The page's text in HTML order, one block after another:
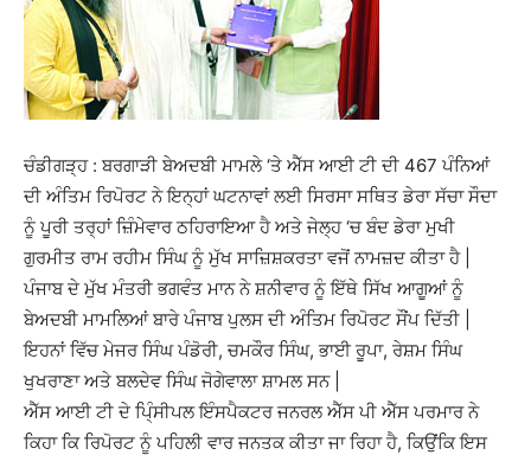
ਚੰਡੀਗੜ੍ਹ : ਬਰਗਾੜੀ ਬੇਅਦਬੀ ਮਾਮਲੇ ‘ਤੇ ਐੱਸ ਆਈ ਟੀ ਦੀ 467 ਪੰਨਿਆਂ
ਦੀ ਅੰਤਿਮ ਰਿਪੋਰਟ ਨੇ ਇਨ੍ਹਾਂ ਘਟਨਾਵਾਂ ਲਈ ਸਿਰਸਾ ਸਥਿਤ ਡੇਰਾ ਸੱਚਾ ਸੌਦਾ
ਨੂੰ ਪੂਰੀ ਤਰ੍ਹਾਂ ਜ਼ਿੰਮੇਵਾਰ ਠਹਿਰਾਇਆ ਹੈ ਅਤੇ ਜੇਲ੍ਹ ‘ਚ ਬੰਦ ਡੇਰਾ ਮੁਖੀ
ਗੁਰਮੀਤ ਰਾਮ ਰਹੀਮ ਸਿੰਘ ਨੂੰ ਮੁੱਖ ਸਾਜ਼ਿਸ਼ਕਰਤਾ ਵਜੋਂ ਨਾਮਜ਼ਦ ਕੀਤਾ ਹੈ |
ਪੰਜਾਬ ਦੇ ਮੁੱਖ ਮੰਤਰੀ ਭਗਵੰਤ ਮਾਨ ਨੇ ਸ਼ਨੀਵਾਰ ਨੂੰ ਇੱਥੇ ਸਿੱਖ ਆਗੂਆਂ ਨੂੰ
ਬੇਅਦਬੀ ਮਾਮਲਿਆਂ ਬਾਰੇ ਪੰਜਾਬ ਪੁਲਸ ਦੀ ਅੰਤਿਮ ਰਿਪੋਰਟ ਸੌਂਪ ਦਿੱਤੀ |
ਇਹਨਾਂ ਵਿੱਚ ਮੇਜਰ ਸਿੰਘ ਪੰਡੋਰੀ, ਚਮਕੌਰ ਸਿੰਘ, ਭਾਈ ਰੂਪਾ, ਰੇਸ਼ਮ ਸਿੰਘ
ਖੁਖਰਾਣਾ ਅਤੇ ਬਲਦੇਵ ਸਿੰਘ ਜੋਗੇਵਾਲਾ ਸ਼ਾਮਲ ਸਨ |
ਐੱਸ ਆਈ ਟੀ ਦੇ ਪਿ੍ੰਸੀਪਲ ਇੰਸਪੈਕਟਰ ਜਨਰਲ ਐੱਸ ਪੀ ਐੱਸ ਪਰਮਾਰ ਨੇ
ਕਿਹਾ ਕਿ ਰਿਪੋਰਟ ਨੂੰ ਪਹਿਲੀ ਵਾਰ ਜਨਤਕ ਕੀਤਾ ਜਾ ਰਿਹਾ ਹੈ, ਕਿਉਂਕਿ ਇਸ